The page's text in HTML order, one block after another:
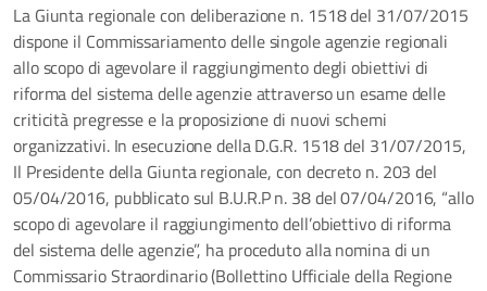
La Giunta regionale con deliberazione n. 1518 del 31/07/2015
dispone il Commissariamento delle singole agenzie regionali
allo scopo di agevolare il raggiungimento degli obiettivi di
riforma del sistema delle agenzie attraverso un esame delle
criticità pregresse e la proposizione di nuovi schemi
organizzativi. In esecuzione della D.G.R. 1518 del 31/07/2015,
Il Presidente della Giunta regionale, con decreto n. 203 del
05/04/2016, pubblicato sul B.U.R.P n. 38 del 07/04/2016, “allo
scopo di agevolare il raggiungimento dell’obiettivo di riforma
del sistema delle agenzie”, ha proceduto alla nomina di un
Commissario Straordinario (Bollettino Ufficiale della Regione